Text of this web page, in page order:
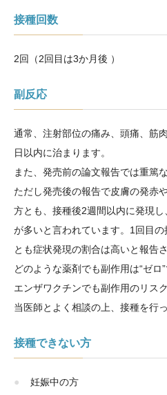
接種回数
2回（2回目は3か月後 ）
副反応
通常、注射部位の痛み、頭痛、筋
日以内に治まります。
また、発売前の論文報告では重篤
ただし発売後の報告で皮膚の発赤
方とも、接種後2週間以内に発現
が多いと言われています。1回目
とも症状発現の割合は高いと報告
どのような薬剤でも副作用は“ゼ
エンザワクチンでも副作用のリス
当医師とよく相談の上、接種を行
接種できない方
妊娠中の方